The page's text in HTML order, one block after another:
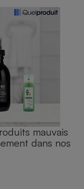
mauvais
dans nos